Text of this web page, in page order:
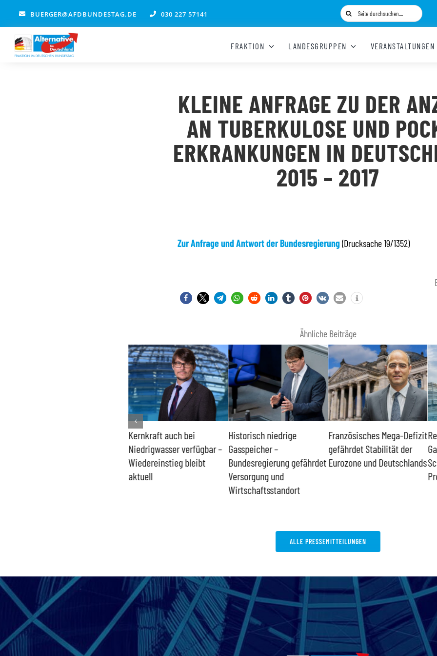
springen
BUERGER@AFDBUNDESTAG.DE 030 227 57141
Suche
nach:
FRAKTION LANDESGRUPPEN VERANSTALTUNGEN
KLEINE ANFRAGE ZU DER
AN TUBERKULOSE UND
ERKRANKUNGEN IN
2015 – 2017
Zur Anfrage und Antwort der Bundesregierung(Drucksache 19/1352)
Ähnliche Beiträge
Kernkraft auch bei
Niedrigwasser verfügbar –
Wiedereinstieg bleibt
aktuell
Historisch niedrige
Gasspeicher –
Bundesregierung gefährdet
Versorgung und
Wirtschaftsstandort
Französisches Mega-Defizit
gefährdet Stabilität der
Eurozone und Deutschlands
ALLE PRESSEMITTEILUNGEN